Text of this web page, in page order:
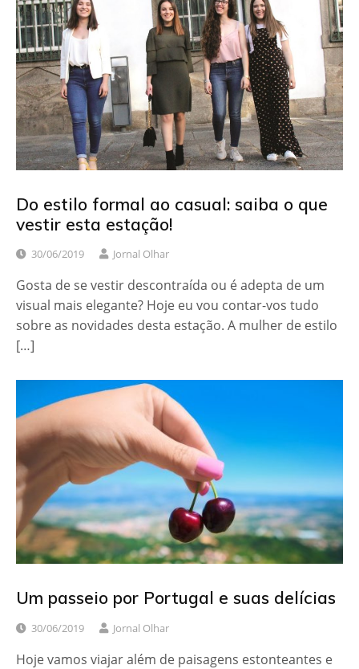
Do estilo formal ao casual: saiba o que
vestir esta estação!
30/06/2019 Jornal Olhar
Gosta de se vestir descontraída ou é adepta de um
visual mais elegante? Hoje eu vou contar-vos tudo
sobre as novidades desta estação. A mulher de estilo
[…]
Um passeio por Portugal e suas delícias
30/06/2019 Jornal Olhar
Hoje vamos viajar além de paisagens estonteantes e